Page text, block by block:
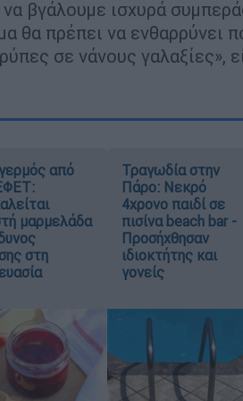
βγάλουμε ισχυρά
θα πρέπει να ενθαρρύνει
σε νάνους γαλαξίες»,
από
μαρμελάδα
στη
Τραγωδία στην
Πάρο: Νεκρό
4χρονο παιδί σε
πισίνα beach bar -
Προσήχθησαν
ιδιοκτήτης και
γονείς